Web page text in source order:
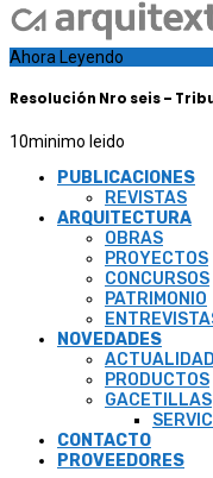
Ahora Leyendo
Resolución Nro seis –
10minimo leido
PUBLICACIONES
REVISTAS
ARQUITECTURA
OBRAS
PROYECTOS
CONCURSOS
PATRIMONIO
NOVEDADES
ACTUALIDAD
PRODUCTOS
GACETILLAS
CONTACTO
PROVEEDORES